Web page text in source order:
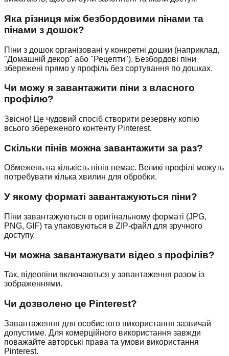
Яка різниця між безбордовими пінами та
пінами з дошок?
Піни з дошок організовані у конкретні дошки (наприклад,
"Домашній декор" або "Рецепти"). Безбордові піни
збережені прямо у профіль без сортування по дошках.
Чи можу я завантажити піни з власного
профілю?
Звісно! Це чудовий спосіб створити резервну копію
всього збереженого контенту Pinterest.
Скільки пінів можна завантажити за раз?
Обмежень на кількість пінів немає. Великі профілі можуть
потребувати кілька хвилин для обробки.
У якому форматі завантажуються піни?
Піни завантажуються в оригінальному форматі (JPG,
PNG, GIF) та упаковуються в ZIP-файл для зручного
доступу.
Чи можна завантажувати відео з профілів?
Так, відеопіни включаються у завантаження разом із
зображеннями.
Чи дозволено це Pinterest?
Завантаження для особистого використання зазвичай
допустиме. Для комерційного використання завжди
поважайте авторські права та умови використання
Pinterest.